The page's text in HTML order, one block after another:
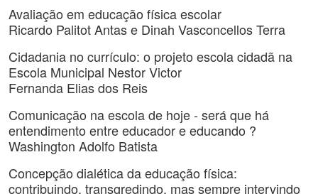
Avaliação em educação física escolar
Ricardo Palitot Antas e Dinah Vasconcellos Terra
Cidadania no currículo: o projeto escola cidadã na
Escola Municipal Nestor Victor
Fernanda Elias dos Reis
Comunicação na escola de hoje - será que há
entendimento entre educador e educando ?
Washington Adolfo Batista
Concepção dialética da educação física:
contribuindo, transgredindo, mas sempre intervindo